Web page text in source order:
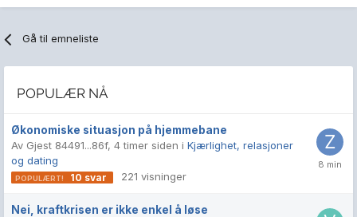
Gå til emneliste
POPULÆR NÅ
Økonomiske situasjon på hjemmebane
Av Gjest 84491...86f, 4 timer siden i Kjærlighet, relasjoner
og dating
10 svar 221 visninger
Nei, kraftkrisen er ikke enkel å løse